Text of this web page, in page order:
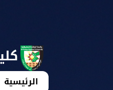
الرئيسية